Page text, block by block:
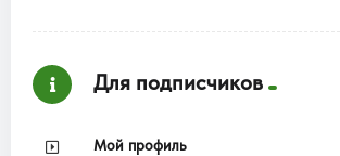
Для подписчиков
Мой профиль